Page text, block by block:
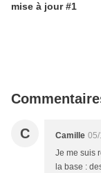
mise à jour #1
C Camille
Je me suis
la base :